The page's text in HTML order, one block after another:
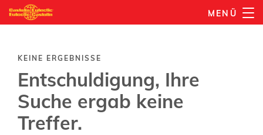
Direkt
zum
MENÜ
KEINE ERGEBNISSE
Entschuldigung, Ihre
Suche ergab keine
Treffer.